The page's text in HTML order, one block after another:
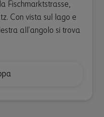
Fischmarktstrasse,
Con vista sul lago e
all’angolo si trova